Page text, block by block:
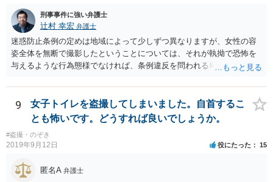
刑事事件に強い弁護士
辻村 幸宏 弁護士
迷惑防止条例の定めは地域によって少しずつ異なりますが、女性の容
姿全体を無断で撮影したということについては、それが執拗で恐怖を
与えるような行為態様でなければ、条例違反を問われる卑猥な言動に
たの行動を不審に思い、車内の防犯カメラ映像が仮に存在するなら、
一応捜査のきっかけにはなると思いますが、現実に立件するかという
と、相当可能性は低いと思われます。警察が動く可能性はかなり低い
ですが、事情聴取までは頭の中では覚悟はしておいた方がよいかと思
います。 ただ、ご自身で大いに反省されているように、女性にとって
知らない男性からカメラを向けられて隠し撮りをされるということは
本当に怖いことですし、陰湿な行動として非難に値する行動です。罪
になるかならないかで変わるものではありません。自分だけが喜べは
9
女子トイレを盗撮してしまいました。自首するこ
とも怖いです。どうすれば良いでしょうか。
#盗撮・のぞき
2019年9月12日 役にたった 15
匿名A 弁護士